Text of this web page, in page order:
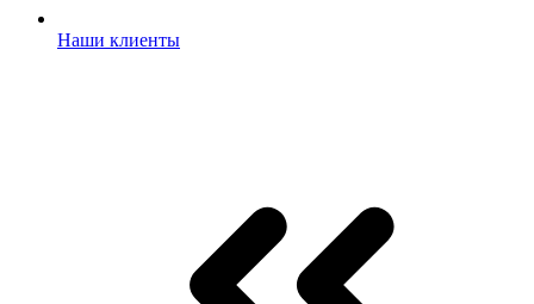
Наши клиенты